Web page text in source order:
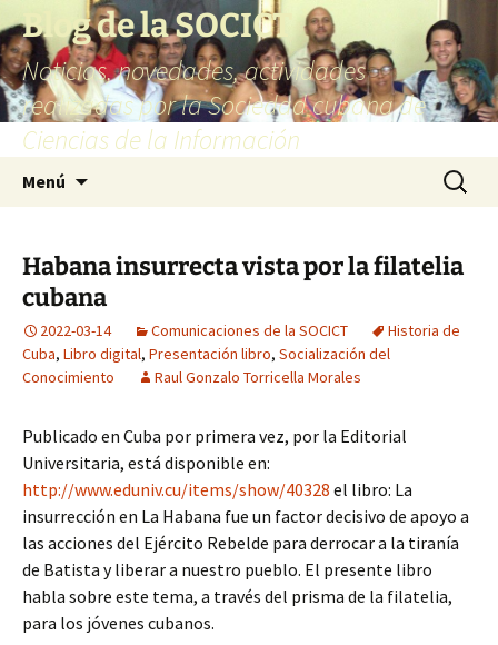
al
contenido
Blog de la SOCICT
Noticias, novedades, actividades
realizadas por la Sociedad cubana de
Ciencias de la Información
Menú Buscar:
Habana insurrecta vista por la filatelia
cubana
2022-03-14 Comunicaciones de la SOCICT
Historia de
Cuba, Libro digital, Presentación libro, Socialización del
Conocimiento
Raul Gonzalo Torricella Morales
Publicado en Cuba por primera vez, por la Editorial
Universitaria, está disponible en:
http://www.eduniv.cu/items/show/40328 el libro: La
insurrección en La Habana fue un factor decisivo de apoyo a
las acciones del Ejército Rebelde para derrocar a la tiranía
de Batista y liberar a nuestro pueblo. El presente libro
habla sobre este tema, a través del prisma de la filatelia,
para los jóvenes cubanos.